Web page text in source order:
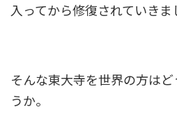
入ってから修復されていきま
そんな東大寺を世界の方は
うか。